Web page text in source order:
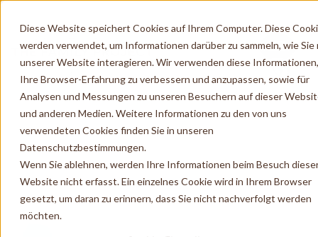
Diese Website speichert Cookies auf Ihrem Computer. Diese
werden verwendet, um Informationen darüber zu sammeln, wie Sie
unserer Website interagieren. Wir verwenden diese
Ihre Browser-Erfahrung zu verbessern und anzupassen, sowie für
Analysen und Messungen zu unseren Besuchern auf dieser
und anderen Medien. Weitere Informationen zu den von uns
verwendeten Cookies finden Sie in unseren
Datenschutzbestimmungen.
Wenn Sie ablehnen, werden Ihre Informationen beim Besuch
Website nicht erfasst. Ein einzelnes Cookie wird in Ihrem Browser
gesetzt, um daran zu erinnern, dass Sie nicht nachverfolgt werden
möchten.